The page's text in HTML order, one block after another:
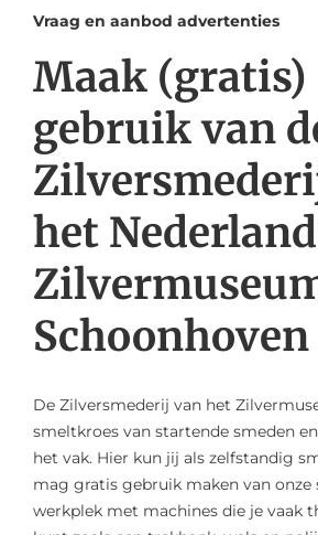
Vraag en aanbod advertenties
Maak (gratis)
gebruik van
het
Schoonhoven
De Zilversmederij van het
smeltkroes van startende smeden
het vak. Hier kun jij als zelfstandig
mag gratis gebruik maken van onze
werkplek met machines die je vaak